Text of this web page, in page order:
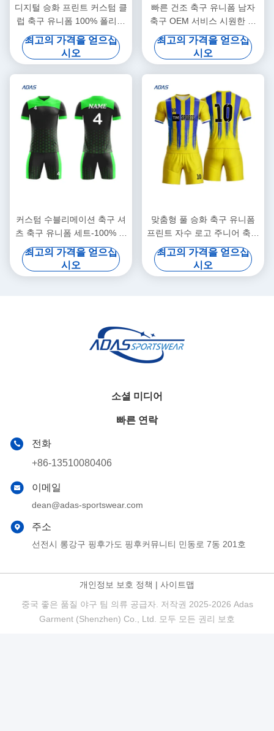
디지털 승화 프린트 커스텀 클
럽 축구 유니폼 100% 폴리에
스터 반팔 앞 로고 OEM 서비
스
최고의 가격을 얻으십
시오
빠른 건조 축구 유니폼 남자
축구 OEM 서비스 시원한 건
조 유통 제조자 번호와 이름을
가진 맞춤 축구 셔츠
최고의 가격을 얻으십
시오
커스텀 수블리메이션 축구 셔
츠 축구 유니폼 세트-100% 폴
리에스터 스트레치 빠른 건조
여름 짧은袖 커스텀 색상 로고
최고의 가격을 얻으십
시오
맞춤형 풀 승화 축구 유니폼
프린트 자수 로고 주니어 축구
훈련 키트
최고의 가격을 얻으십
시오
소셜 미디어
빠른 연락
전화
+86-13510080406
이메일
dean@adas-sportswear.com
주소
선전시 롱강구 핑후가도 핑후커뮤니티 민동로 7동 201호
개인정보 보호 정책 | 사이트맵
중국 좋은 품질 야구 팀 의류 공급자. 저작권 2025-2026 Adas
Garment (Shenzhen) Co., Ltd. 모두 모든 권리 보호